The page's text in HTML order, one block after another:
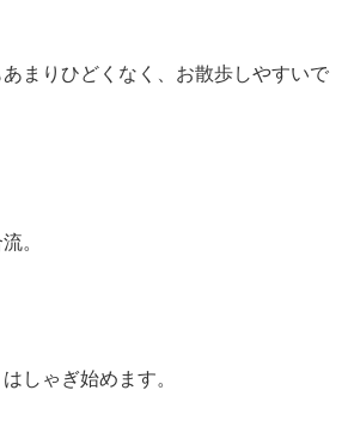
まりひどくなく、お散歩しやすいで
。
しゃぎ始めます。